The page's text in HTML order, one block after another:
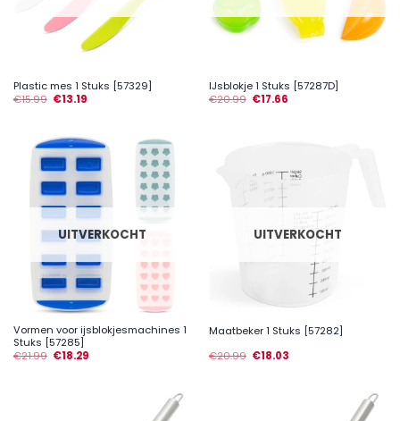
Plastic mes 1 Stuks [57329]
€15.99 €13.19
IJsblokje 1 Stuks [57287D]
€20.99 €17.66
UITVERKOCHT
Vormen voor ijsblokjesmachines 1
Stuks [57285]
€21.99 €18.29
UITVERKOCHT
Maatbeker 1 Stuks [57282]
€20.99 €18.03